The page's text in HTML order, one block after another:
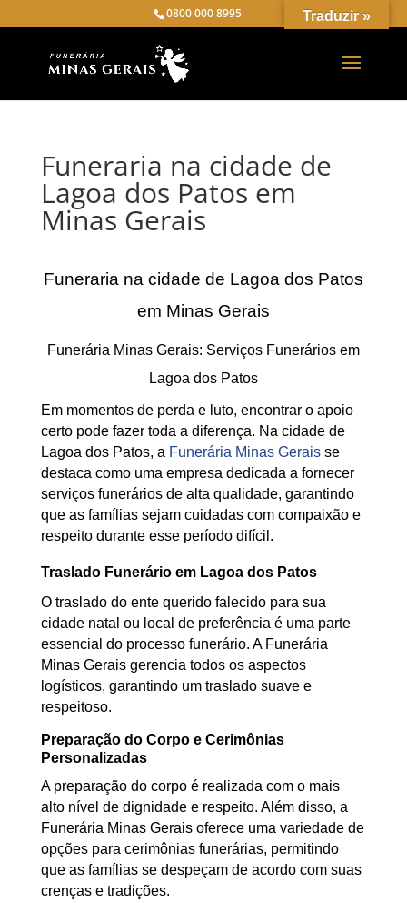
0800 000 8995
Funeraria na cidade de
Lagoa dos Patos em
Minas Gerais
Funeraria na cidade de Lagoa dos Patos
em Minas Gerais
Funerária Minas Gerais: Serviços Funerários em
Lagoa dos Patos
Em momentos de perda e luto, encontrar o apoio
certo pode fazer toda a diferença. Na cidade de
Lagoa dos Patos, a Funerária Minas Geraisse
destaca como uma empresa dedicada a fornecer
serviços funerários de alta qualidade, garantindo
que as famílias sejam cuidadas com compaixão e
respeito durante esse período difícil.
Traslado Funerário em Lagoa dos Patos
O traslado do ente querido falecido para sua
cidade natal ou local de preferência é uma parte
essencial do processo funerário. A Funerária
Minas Gerais gerencia todos os aspectos
logísticos, garantindo um traslado suave e
respeitoso.
Preparação do Corpo e Cerimônias
Personalizadas
A preparação do corpo é realizada com o mais
alto nível de dignidade e respeito. Além disso, a
Funerária Minas Gerais oferece uma variedade de
opções para cerimônias funerárias, permitindo
que as famílias se despeçam de acordo com suas
crenças e tradições.
Traduzir »